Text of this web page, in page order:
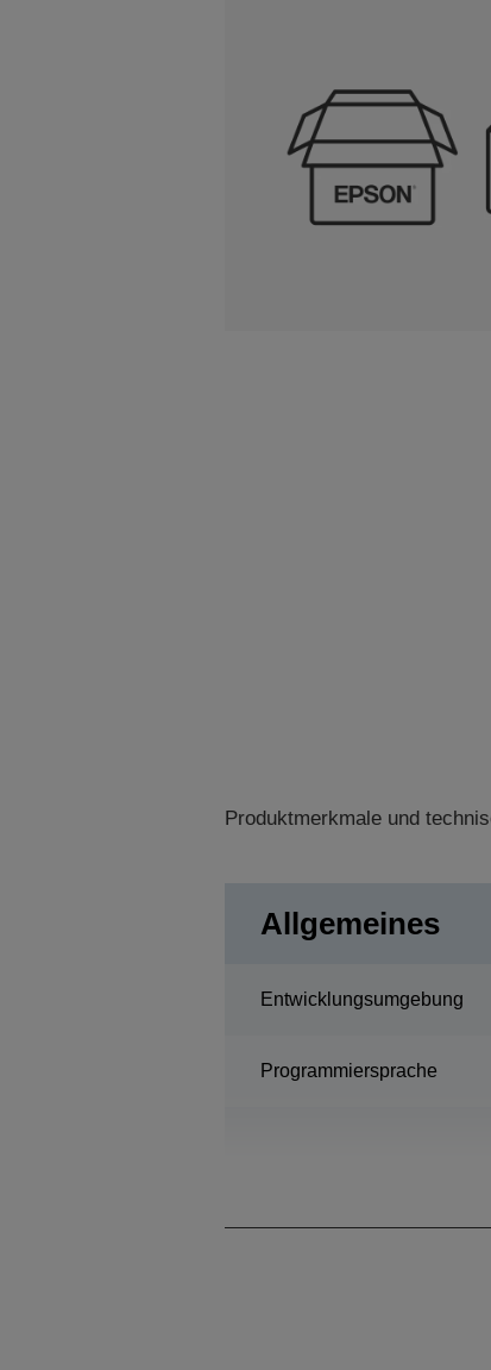
Produktmerkmale und
Allgemeines
Entwicklungsumgebung
Programmiersprache